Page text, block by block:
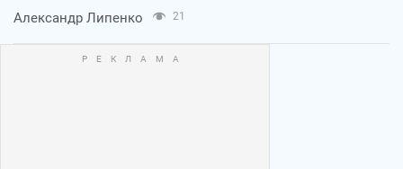
Александр Липенко 21